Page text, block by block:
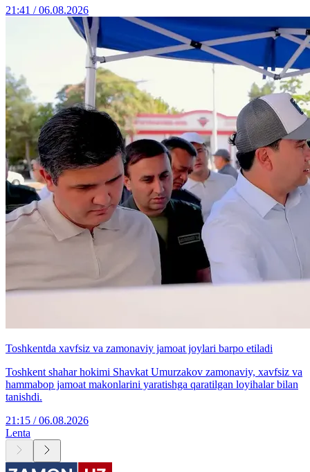
21:41 / 06.08.2026
Toshkentda xavfsiz va zamonaviy jamoat joylari barpo etiladi
Toshkent shahar hokimi Shavkat Umurzakov zamonaviy, xavfsiz va
hammabop jamoat makonlarini yaratishga qaratilgan loyihalar bilan
tanishdi.
21:15 / 06.08.2026
Lenta